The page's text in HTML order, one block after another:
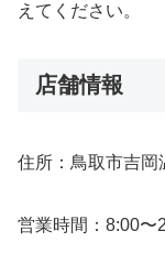
えてください。
店舗情報
住所：鳥取市吉岡
営業時間：8:00〜